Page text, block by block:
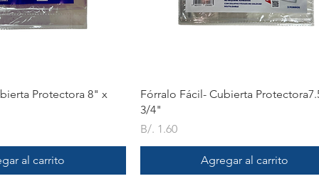
rápidaProtectora 8" x
al carrito
Vista rápida
Fórralo Fácil- Cubierta
3/4"
Precio
B/. 1.60
Agregar al carrito